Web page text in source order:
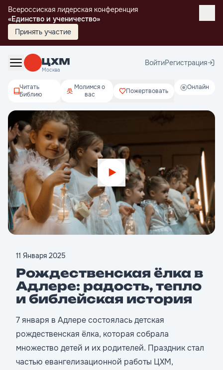
Всероссиская лидерская конференция
«Единство и ученичество»
Принять участие
Москва
ВойтиРегистрация
Онлайн
Читать
Библию
Молимся о
вас
Пожертвовать
11 Января 2025
Рождественская ёлка в
Адлере: радость, тепло
и библейская история
7 января в Адлере состоялась детская
рождественская ёлка, которая собрала
множество детей и их родителей. Праздник стал
частью евангелизационной работы ЦХМ,